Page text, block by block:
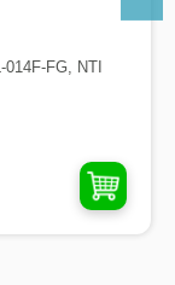
FG, NTI